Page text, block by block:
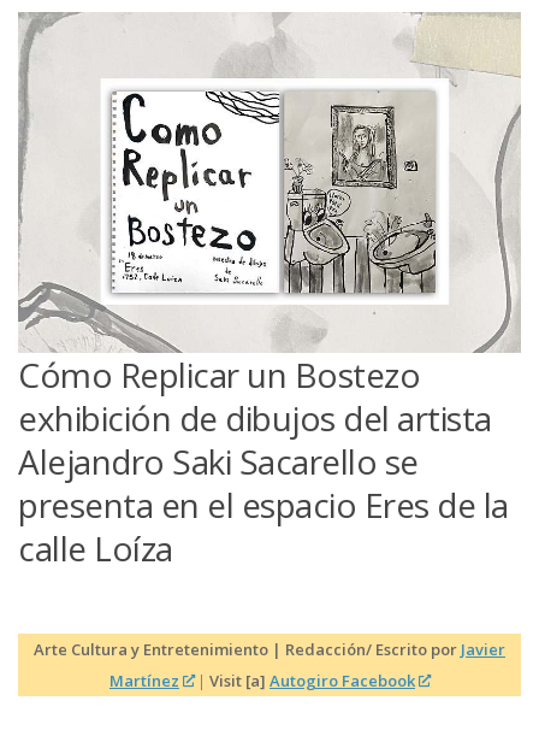
Cómo Replicar un Bostezo
exhibición de dibujos del artista
Alejandro Saki Sacarello se
presenta en el espacio Eres de la
calle Loíza
Arte Cultura y Entretenimiento | Redacción/ Escrito por Javier
Martínez
| Visit [a] Autogiro Facebook